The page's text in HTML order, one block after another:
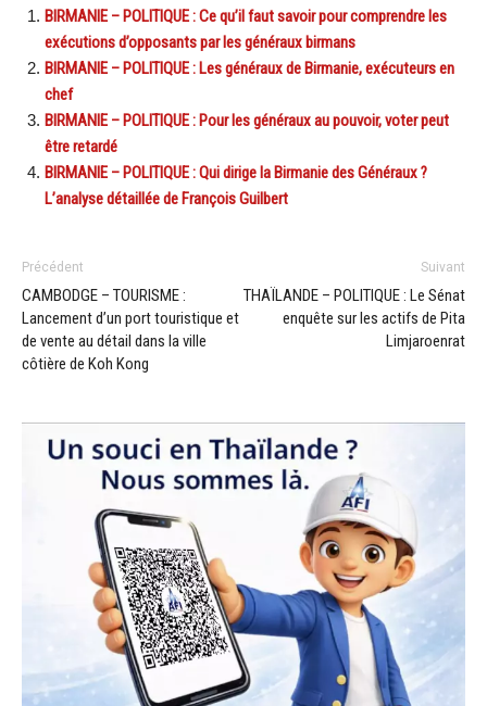
BIRMANIE – POLITIQUE : Ce qu’il faut savoir pour comprendre les
exécutions d’opposants par les généraux birmans
BIRMANIE – POLITIQUE : Les généraux de Birmanie, exécuteurs en
chef
BIRMANIE – POLITIQUE : Pour les généraux au pouvoir, voter peut
être retardé
BIRMANIE – POLITIQUE : Qui dirige la Birmanie des Généraux ?
L’analyse détaillée de François Guilbert
Précédent
CAMBODGE – TOURISME :
Lancement d’un port touristique et
de vente au détail dans la ville
côtière de Koh Kong
Suivant
THAÏLANDE – POLITIQUE : Le Sénat
enquête sur les actifs de Pita
Limjaroenrat